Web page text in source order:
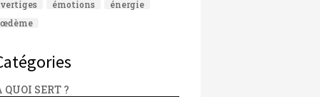
vertiges émotions
énergie
œdème
QUOI SERT ?